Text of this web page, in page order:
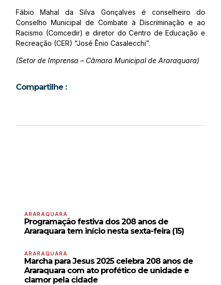
Fábio Mahal da Silva Gonçalves é conselheiro do
Conselho Municipal de Combate à Discriminação e ao
Racismo (Comcedir) e diretor do Centro de Educação e
Recreação (CER) “José Ênio Casalecchi”.
(Setor de Imprensa – Câmara Municipal de Araraquara)
Compartilhe :
ARARAQUARA
Programação festiva dos 208 anos de
Araraquara tem início nesta sexta-feira (15)
ARARAQUARA
Marcha para Jesus 2025 celebra 208 anos de
Araraquara com ato profético de unidade e
clamor pela cidade